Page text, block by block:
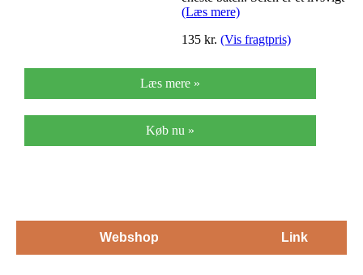
(Læs mere)
135 kr. (Vis fragtpris)
Læs mere »
Køb nu »
Webshop Link